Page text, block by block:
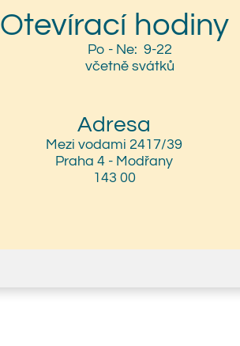
Otevírací hodiny
Po - Ne: 9-22
včetně svátků
Adresa
Mezi vodami 2417/39
Praha 4 - Modřany
143 00